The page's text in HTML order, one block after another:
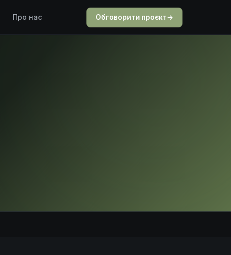
Про нас Обговорити проєкт→